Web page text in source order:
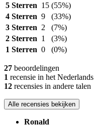
5 Sterren 15 (55%)
4 Sterren 9
(33%)
3 Sterren 2
(7%)
2 Sterren 1
(3%)
1 Sterren 0 (0%)
27 beoordelingen
1 recensie in het Nederlands
12 recensies in andere talen
Alle recensies bekijken
Ronald